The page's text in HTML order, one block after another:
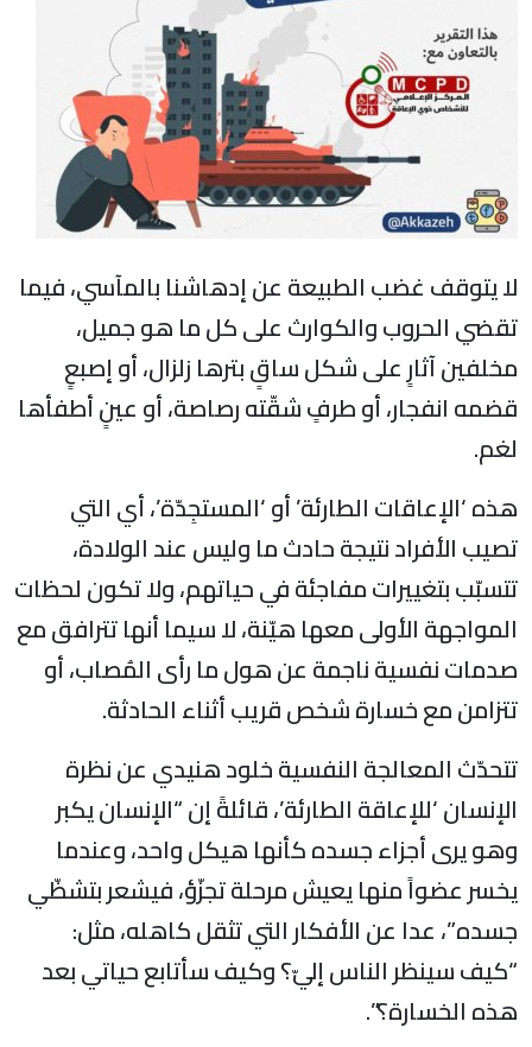
لا يتوقف غضب الطبيعة عن إدهاشنا بالمآسي، فيما
تقضي الحروب والكوارث على كل ما هو جميل،
مخلفين آثارٍ على شكل ساقٍ بترها زلزال، أو إصبعٍ
قضمه انفجار، أو طرفٍ شقّته رصاصة، أو عينٍ أطفأها
لغم.
هذه ‘الإعاقات الطارئة’ أو ‘المستجِدّة’، أي التي
تصيب الأفراد نتيجة حادث ما وليس عند الولادة،
تتسبّب بتغييرات مفاجئة في حياتهم، ولا تكون لحظات
المواجهة الأولى معها هيّنة، لا سيما أنها تترافق مع
صدمات نفسية ناجمة عن هول ما رأى المُصاب، أو
تتزامن مع خسارة شخص قريب أثناء الحادثة.
تتحدّث المعالجة النفسية خلود هنيدي عن نظرة
الإنسان ‘للإعاقة الطارئة’، قائلةً إن “الإنسان يكبر
وهو يرى أجزاء جسده كأنها هيكل واحد، وعندما
يخسر عضواً منها يعيش مرحلة تجزّؤ، فيشعر بتشظّي
جسده”، عدا عن الأفكار التي تثقل كاهله، مثل:
“كيف سينظر الناس إليّ؟ وكيف سأتابع حياتي بعد
هذه الخسارة؟”.